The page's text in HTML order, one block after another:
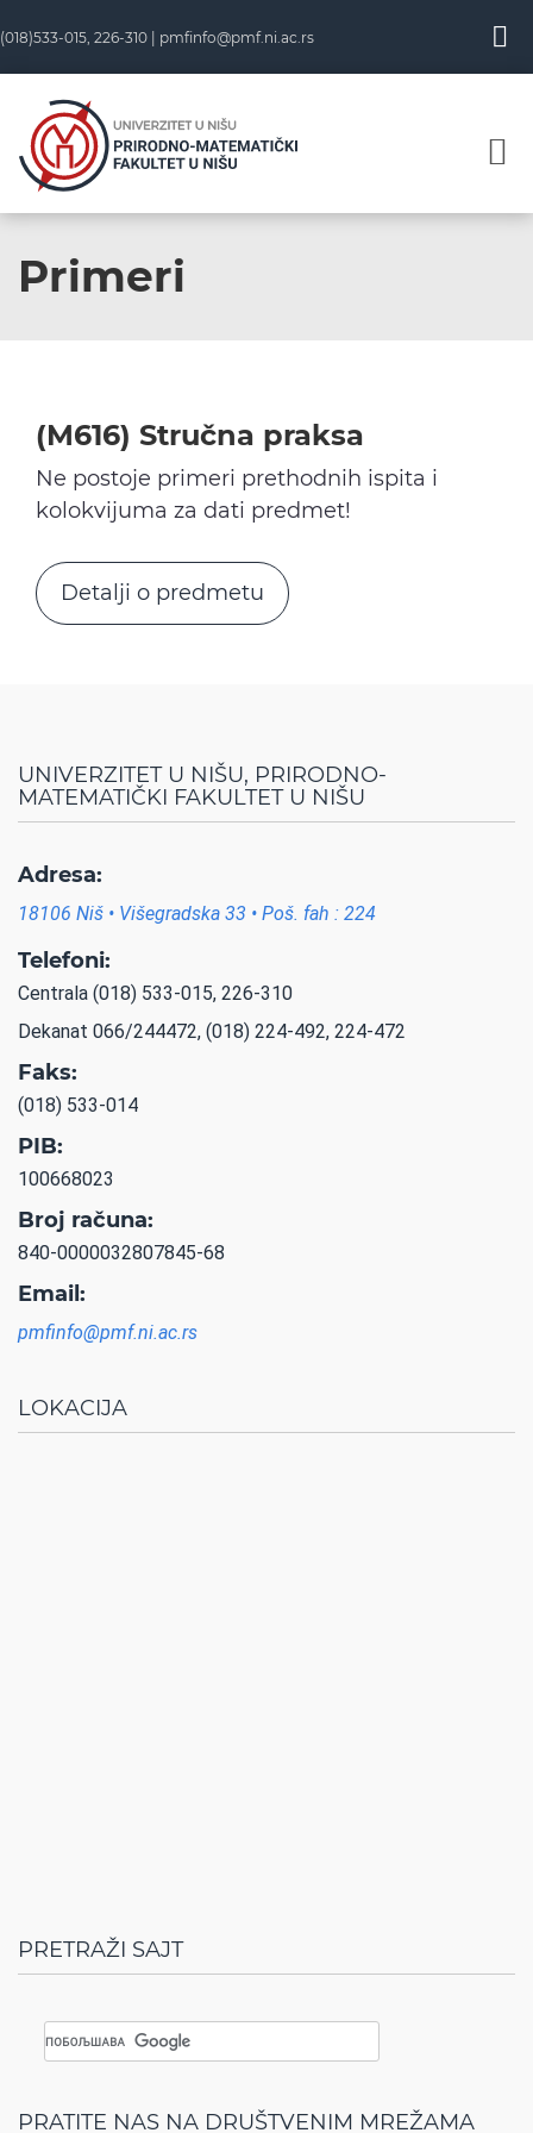
to
content
(018)533-015, 226-310 | pmfinfo@pmf.ni.ac.rs
Primeri
(M616) Stručna praksa
Ne postoje primeri prethodnih ispita i
kolokvijuma za dati predmet!
Detalji o predmetu
UNIVERZITET U NIŠU, PRIRODNO-
MATEMATIČKI FAKULTET U NIŠU
Adresa:
18106 Niš • Višegradska 33 • Poš. fah : 224
Telefoni:
Centrala (018) 533-015, 226-310
Dekanat 066/244472, (018) 224-492, 224-472
Faks:
(018) 533-014
PIB:
100668023
Broj računa:
840-0000032807845-68
Email:
pmfinfo@pmf.ni.ac.rs
LOKACIJA
PRETRAŽI SAJT
PRATITE NAS NA DRUŠTVENIM MREŽAMA